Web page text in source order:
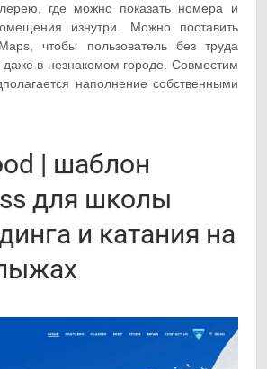
где можно показать номера и
изнутри. Можно поставить
чтобы пользователь без труда
в незнакомом городе. Совместим
наполнение собственными
| шаблон
для школы
и катания на